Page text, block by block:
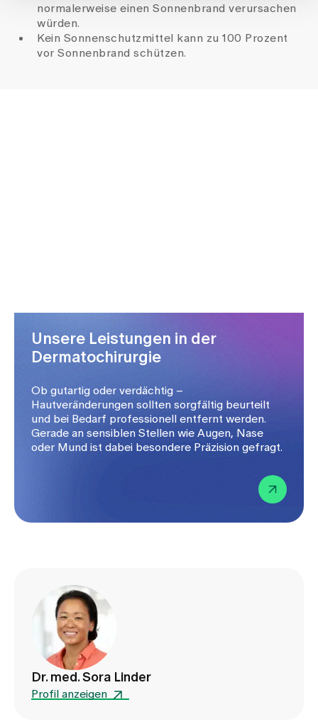
normalerweise einen Sonnenbrand verursachen
würden.
Kein Sonnenschutzmittel kann zu 100 Prozent
vor Sonnenbrand schützen.
Unsere Leistungen in der
Dermatochirurgie
Ob gutartig oder verdächtig –
Hautveränderungen sollten sorgfältig beurteilt
und bei Bedarf professionell entfernt werden.
Gerade an sensiblen Stellen wie Augen, Nase
oder Mund ist dabei besondere Präzision gefragt.
Dr. med. Sora Linder
Profil anzeigen